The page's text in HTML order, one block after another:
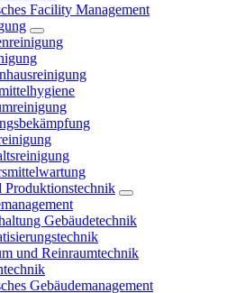
Facility Management
Produktionstechnik
Gebäudetechnik
und Reinraumtechnik
Gebäudemanagement